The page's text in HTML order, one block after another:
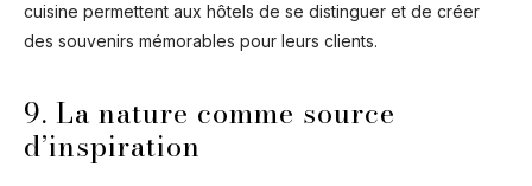
cuisine permettent aux hôtels de se distinguer et de créer
des souvenirs mémorables pour leurs clients.
9. La nature comme source
d’inspiration